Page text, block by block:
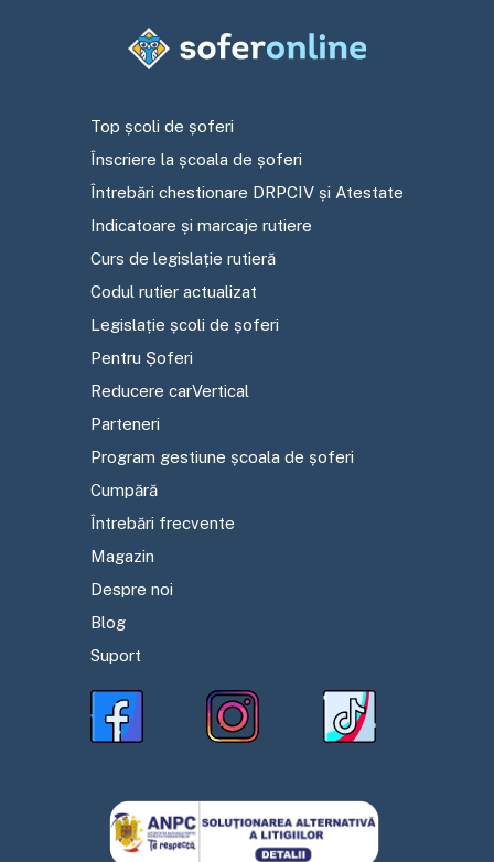
Top școli de șoferi
Înscriere la școala de șoferi
Întrebări chestionare DRPCIV și Atestate
Indicatoare și marcaje rutiere
Curs de legislație rutieră
Codul rutier actualizat
Legislație școli de șoferi
Pentru Șoferi
Reducere carVertical
Parteneri
Program gestiune școala de șoferi
Cumpără
Întrebări frecvente
Magazin
Despre noi
Blog
Suport